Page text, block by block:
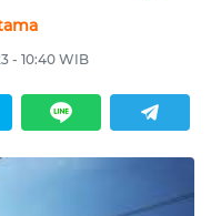
- 10:40 WIB